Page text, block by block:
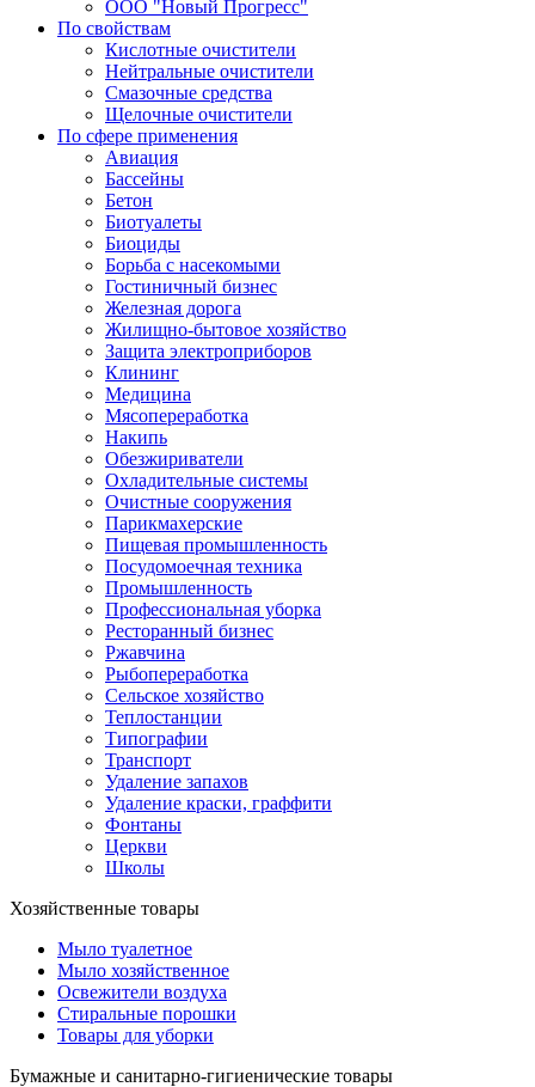
ООО "Новый Прогресс"
По свойствам
Кислотные очистители
Нейтральные очистители
Смазочные средства
Щелочные очистители
По сфере применения
Авиация
Бассейны
Бетон
Биотуалеты
Биоциды
Борьба с насекомыми
Гостиничный бизнес
Железная дорога
Жилищно-бытовое хозяйство
Защита электроприборов
Клининг
Медицина
Мясопереработка
Накипь
Обезжириватели
Охладительные системы
Очистные сооружения
Парикмахерские
Пищевая промышленность
Посудомоечная техника
Промышленность
Профессиональная уборка
Ресторанный бизнес
Ржавчина
Рыбопереработка
Сельское хозяйство
Теплостанции
Типографии
Транспорт
Удаление запахов
Удаление краски, граффити
Фонтаны
Церкви
Школы
Хозяйственные товары
Мыло туалетное
Мыло хозяйственное
Освежители воздуха
Стиральные порошки
Товары для уборки
Бумажные и санитарно-гигиенические товары